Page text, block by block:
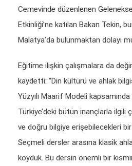
Cemevinde düzenlenen
Etkinliği’ne katılan Bakan Tekin,
Malatya’da bulunmaktan dolayı
Eğitime ilişkin çalışmalara da
kaydetti: “Din kültürü ve ahlak
Yüzyılı Maarif Modeli
Türkiye’deki bütün inançlarla ilgili
ve doğru bilgiye erişebilecekleri
Seçmeli dersler arasına klasik
koyduk. Bu dersin önemli bir